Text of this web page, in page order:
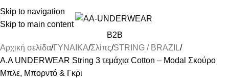
Skip to navigation
Skip to main content
B2B
Αρχική σελίδα ΓΥΝΑΙΚΑ Σλίπς STRING / BRAZIL
Α.A UNDERWEAR String 3 τεμάχια Cotton – Modal Σκούρο
Μπλε, Μπορντό & Γκρι